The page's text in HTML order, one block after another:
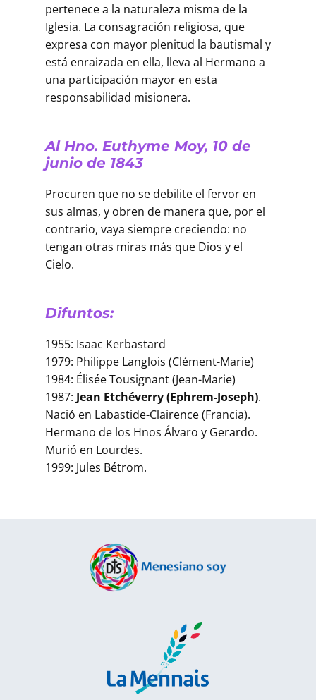
pertenece a la naturaleza misma de la
Iglesia. La consagración religiosa, que
expresa con mayor plenitud la bautismal y
está enraizada en ella, lleva al Hermano a
una participación mayor en esta
responsabilidad misionera.
Al Hno. Euthyme Moy, 10 de
junio de 1843
Procuren que no se debilite el fervor en
sus almas, y obren de manera que, por el
contrario, vaya siempre creciendo: no
tengan otras miras más que Dios y el
Cielo.
Difuntos:
1955: Isaac Kerbastard
1979: Philippe Langlois (Clément-Marie)
1984: Élisée Tousignant (Jean-Marie)
1987: Jean Etchéverry (Ephrem-Joseph).
Nació en Labastide-Clairence (Francia).
Hermano de los Hnos Álvaro y Gerardo.
Murió en Lourdes.
1999: Jules Bétrom.